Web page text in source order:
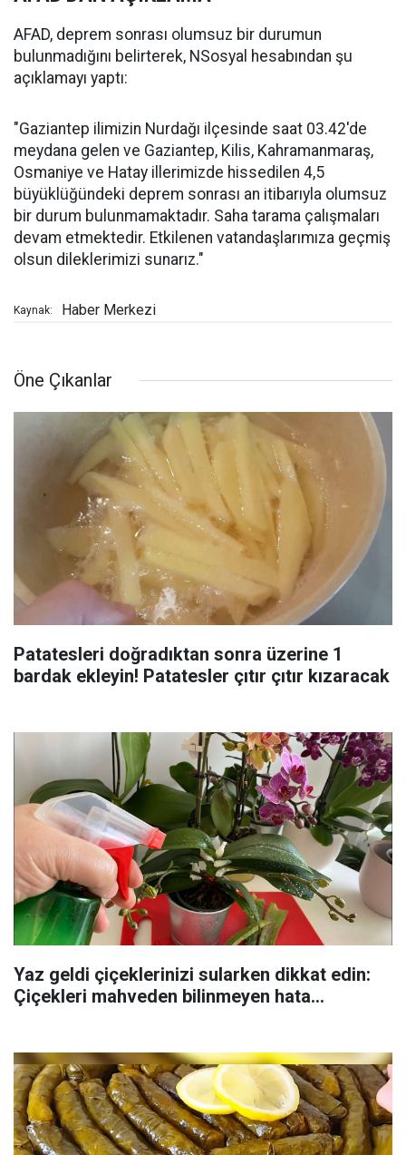
AFAD, deprem sonrası olumsuz bir durumun
bulunmadığını belirterek, NSosyal hesabından şu
açıklamayı yaptı:
"Gaziantep ilimizin Nurdağı ilçesinde saat 03.42'de
meydana gelen ve Gaziantep, Kilis, Kahramanmaraş,
Osmaniye ve Hatay illerimizde hissedilen 4,5
büyüklüğündeki deprem sonrası an itibarıyla olumsuz
bir durum bulunmamaktadır. Saha tarama çalışmaları
devam etmektedir. Etkilenen vatandaşlarımıza geçmiş
olsun dileklerimizi sunarız."
Kaynak: Haber Merkezi
Öne Çıkanlar
Patatesleri doğradıktan sonra üzerine 1
bardak ekleyin! Patatesler çıtır çıtır kızaracak
Yaz geldi çiçeklerinizi sularken dikkat edin:
Çiçekleri mahveden bilinmeyen hata...